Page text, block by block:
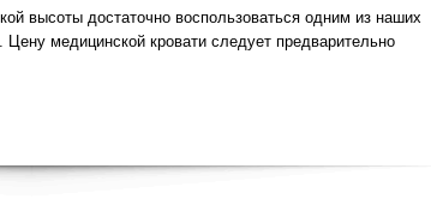
высоты достаточно воспользоваться одним из наших
медицинской кровати следует предварительно